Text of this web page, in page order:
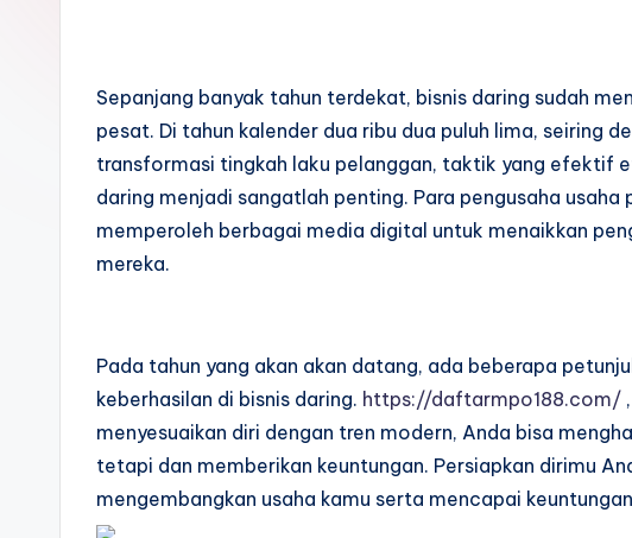
Sepanjang banyak tahun terdekat, bisnis daring sudah
pesat. Di tahun kalender dua ribu dua puluh lima, seiring
transformasi tingkah laku pelanggan, taktik yang efektif
daring menjadi sangatlah penting. Para pengusaha
memperoleh berbagai media digital untuk menaikkan
mereka.
Pada tahun yang akan akan datang, ada beberapa
keberhasilan di bisnis daring. https://daftarmpo188.com/
menyesuaikan diri dengan tren modern, Anda bisa
tetapi dan memberikan keuntungan. Persiapkan dirimu
mengembangkan usaha kamu serta mencapai